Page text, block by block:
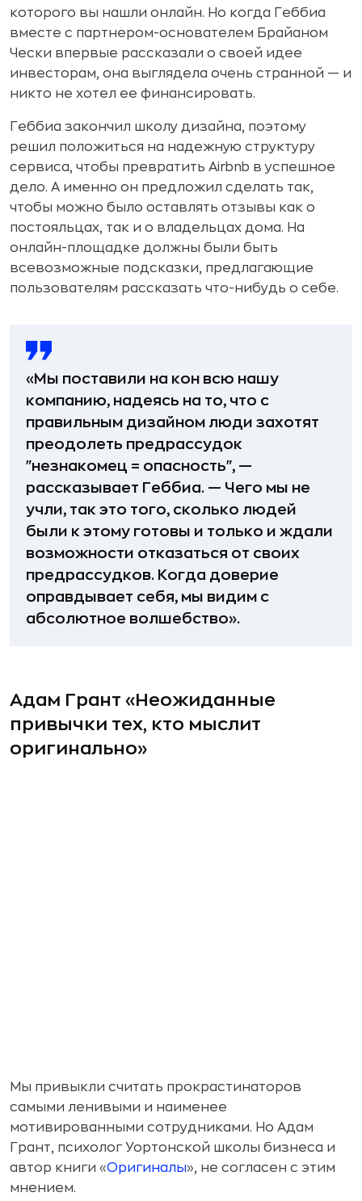
которого вы нашли онлайн. Но когда Геббиа
вместе с партнером-основателем Брайаном
Чески впервые рассказали о своей идее
инвесторам, она выглядела очень странной — и
никто не хотел ее финансировать.
Геббиа закончил школу дизайна, поэтому
решил положиться на надежную структуру
сервиса, чтобы превратить Airbnb в успешное
дело. А именно он предложил сделать так,
чтобы можно было оставлять отзывы как о
постояльцах, так и о владельцах дома. На
онлайн-площадке должны были быть
всевозможные подсказки, предлагающие
пользователям рассказать что-нибудь о себе.
«Мы поставили на кон всю нашу
компанию, надеясь на то, что с
правильным дизайном люди захотят
преодолеть предрассудок
"незнакомец = опасность", —
рассказывает Геббиа. — Чего мы не
учли, так это того, сколько людей
были к этому готовы и только и ждали
возможности отказаться от своих
предрассудков. Когда доверие
оправдывает себя, мы видим с
абсолютное волшебство».
Адам Грант «Неожиданные
привычки тех, кто мыслит
оригинально»
Мы привыкли считать прокрастинаторов
самыми ленивыми и наименее
мотивированными сотрудниками. Но Адам
Грант, психолог Уортонской школы бизнеса и
автор книги «Оригиналы», не согласен с этим
мнением.